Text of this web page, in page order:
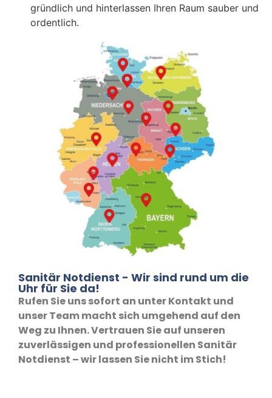
gründlich und hinterlassen Ihren Raum sauber und
ordentlich.
Sanitär Notdienst - Wir sind rund um die
Uhr für Sie da!
Rufen Sie uns sofort an unter Kontakt und
unser Team macht sich umgehend auf den
Weg zu Ihnen. Vertrauen Sie auf unseren
zuverlässigen und professionellen Sanitär
Notdienst – wir lassen Sie nicht im Stich!